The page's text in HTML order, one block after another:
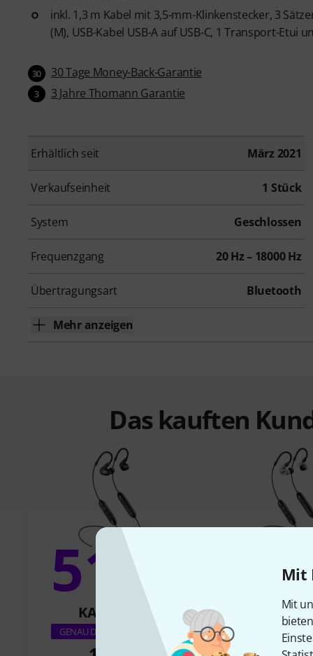
Mit
Mit
inkl. 1,3 m Kabel mit 3,5-mm-Klinkenstecker, 3
(M), USB-Kabel USB-A auf USB-C, 1 Transport-Etui
30 30 Tage Money-Back-Garantie
3 3 Jahre Thomann Garantie
Erhältlich seit März 2021
Verkaufseinheit 1 Stück
System Geschlossen
Frequenzgang 20 Hz – 18000 Hz
Übertragungsart Bluetooth
Mehr anzeigen
Das kauften
51%
KAUFTEN
GENAU DIESES PRODUKT
Sennheiser IE 100
Clear